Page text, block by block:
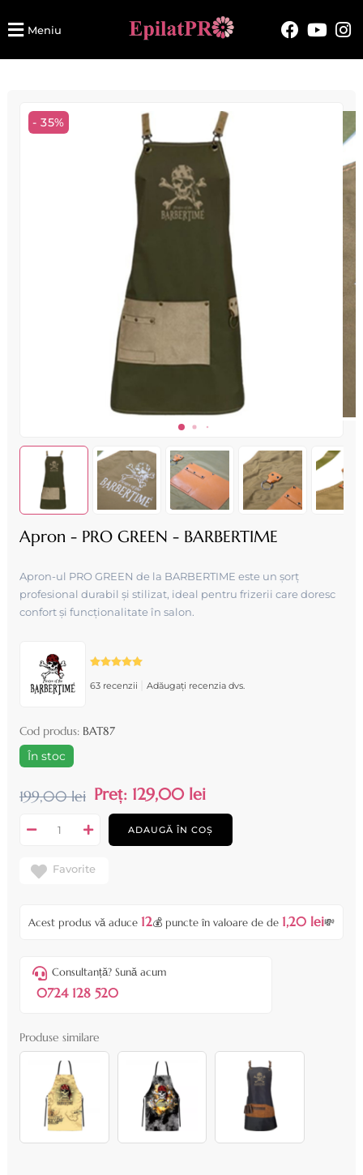
Meniu
- 35%
Apron - PRO GREEN - BARBERTIME
Apron-ul PRO GREEN de la BARBERTIME este un șorț
profesional durabil și stilizat, ideal pentru frizerii care doresc
confort și funcționalitate în salon.
63 recenzii Adăugați recenzia dvs.
Cod produs: BAT87
În stoc
199,00 lei Preț: 129,00 lei
ADAUGĂ ÎN COȘ
Favorite
Acest produs vă aduce 12💰 puncte în valoare de de 1,20 lei💸
Consultanță? Sună acum
0724 128 520
Produse similare